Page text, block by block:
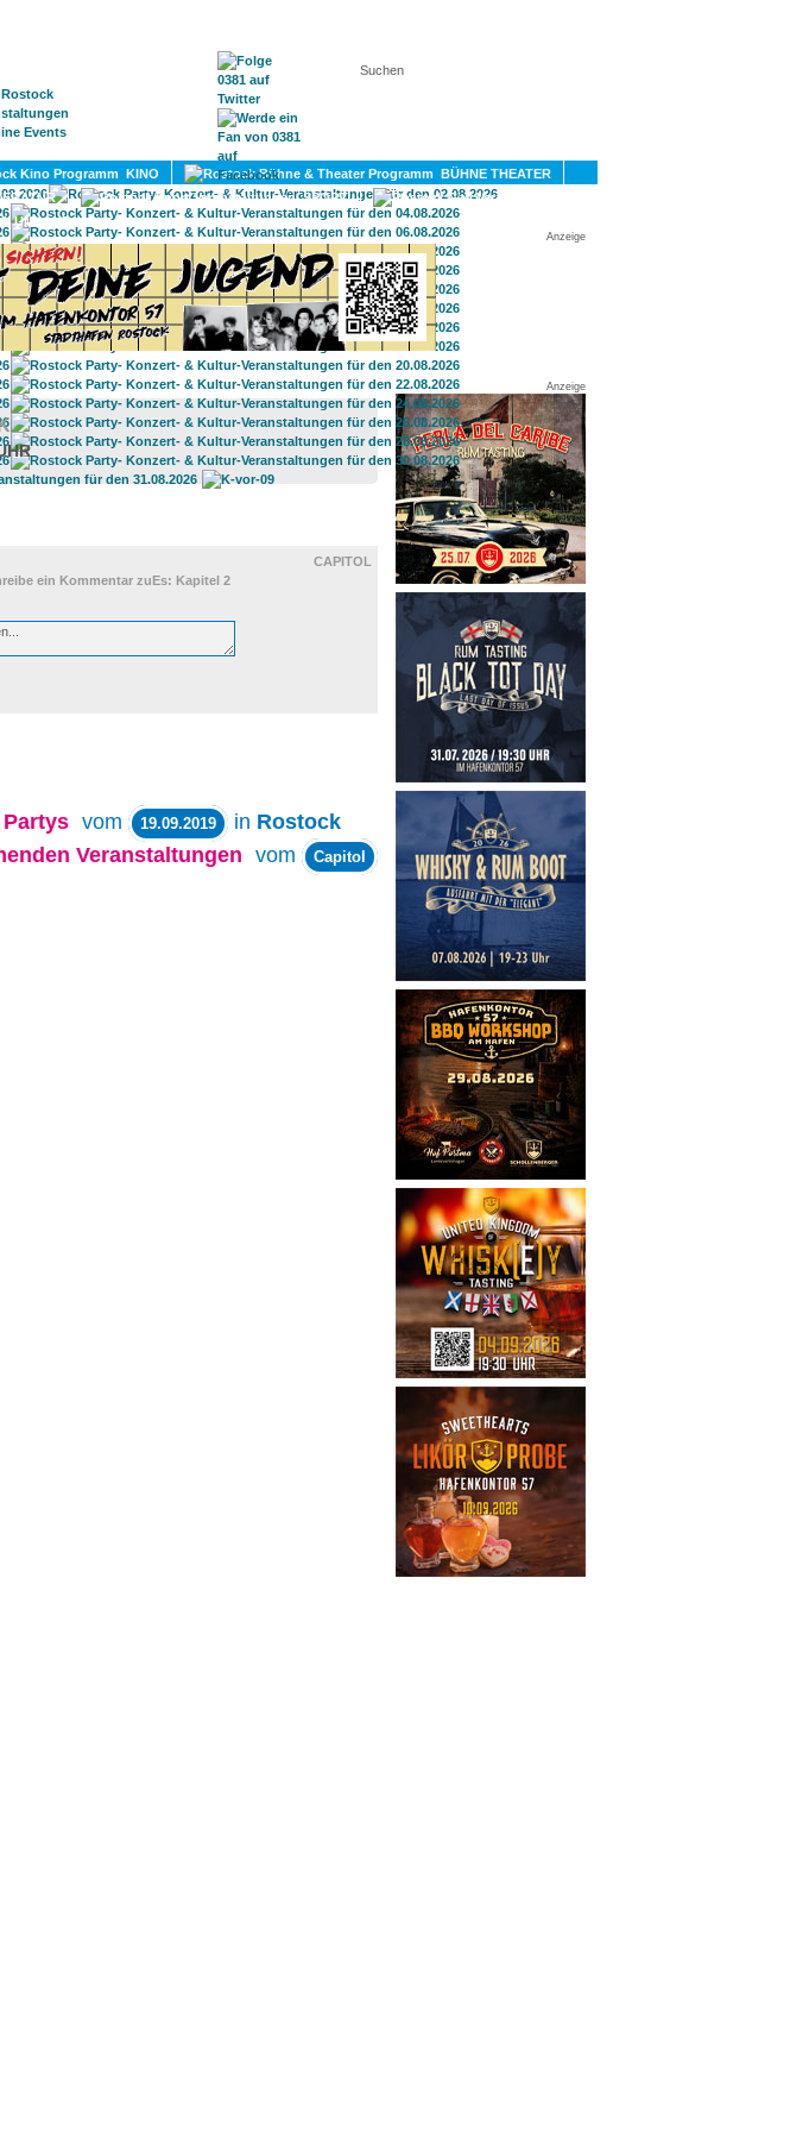
KONTAKT
KINO
BÜHNE THEATER
SPORT
UMLAND
Anzeige
Anzeige
CAPITOL
Partys vom 19.09.2019 in Rostock
Veranstaltungen vom Capitol